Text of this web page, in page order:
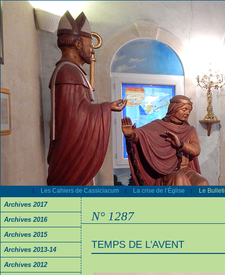
| Les Cahiers de Cassiciacum | La crise de l’Église | Le
Archives 2017
Archives 2016
Archives 2015
Archives 2013-14
Archives 2012
N° 1287
TEMPS DE L’AVENT